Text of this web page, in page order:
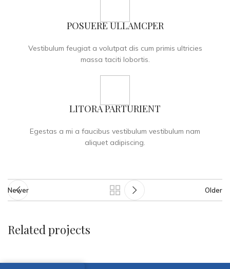
POSUERE ULLAMCPER
Vestibulum feugiat a volutpat dis cum primis ultricies
massa taciti lobortis.
LITORA PARTURIENT
Egestas a mi a faucibus vestibulum vestibulum nam
aliquet adipiscing.
Newer Older
Related projects